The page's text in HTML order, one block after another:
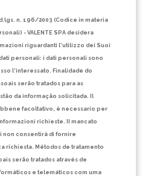
n. 196/2003 (Codice in materia
- VALENTE SPA desidera
riguardanti l'utilizzo dei Suoi
personali: i dati personali sono
l'interessato. Finalidade do
serão tratados para as
da informação solicitada. Il
facoltativo, è necessario per
richieste. II mancato
non consentirà di fornire
richiesta. Métodos de tratamento
serão tratados através de
e telemáticos com uma